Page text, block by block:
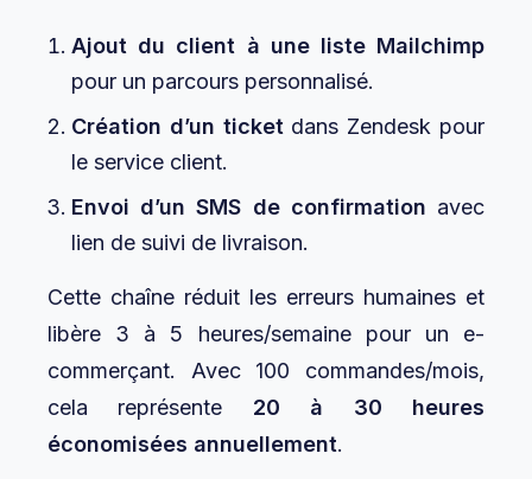
Ajout du client à une liste Mailchimp
pour un parcours personnalisé.
Création d’un ticket dans Zendesk pour
le service client.
Envoi d’un SMS de confirmation avec
lien de suivi de livraison.
Cette chaîne réduit les erreurs humaines et
libère 3 à 5 heures/semaine pour un e-
commerçant. Avec 100 commandes/mois,
cela représente 20 à 30 heures
économisées annuellement.